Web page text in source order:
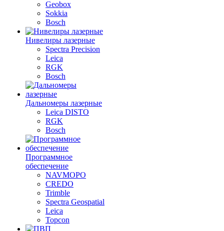
Geobox
Sokkia
Bosch
Нивелиры лазерные
Spectra Precision
Leica
RGK
Bosch
Дальномеры лазерные
Leica DISTO
RGK
Bosch
Программное
обеспечение
NAVMOPO
CREDO
Trimble
Spectra Geospatial
Leica
Topcon